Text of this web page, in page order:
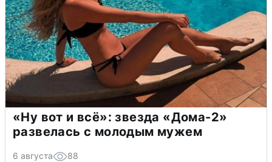
«Ну вот и всё»: звезда «Дома-2»
развелась с молодым мужем
6 августа 88